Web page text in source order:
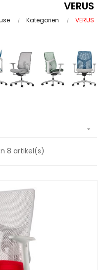
VERUS
Kategorien VERUS

8 artikel(s)